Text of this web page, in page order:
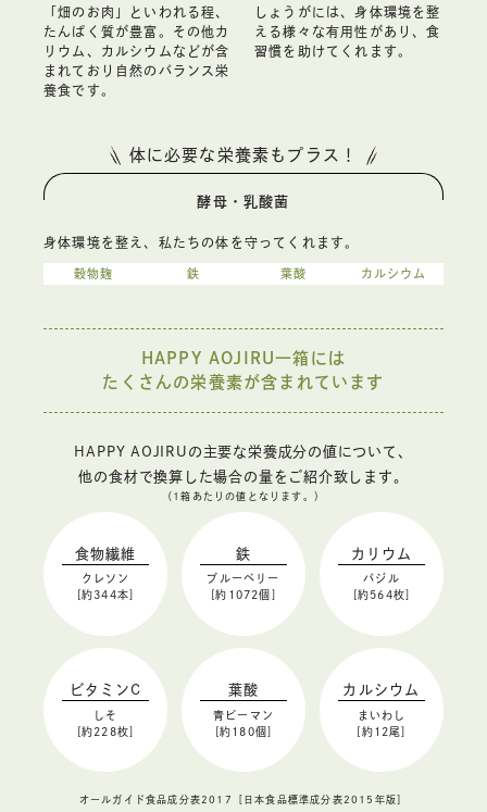
「畑のお肉」といわれる程、
たんぱく質が豊富。その他カ
リウム、カルシウムなどが含
まれており自然のバランス栄
養食です。
しょうがには、身体環境を整
える様々な有用性があり、食
習慣を助けてくれます。
体に必要な栄養素もプラス！
酵母・乳酸菌
身体環境を整え、私たちの体を守ってくれます。
穀物麹 鉄 葉酸 カルシウム
HAPPY AOJIRU一箱には
たくさんの栄養素が含まれています
HAPPY AOJIRUの主要な栄養成分の値について、
他の食材で換算した場合の量をご紹介致します。
（1箱あたりの値となります。）
食物繊維
クレソン
[約344本]
鉄
ブルーベリー
[約1072個]
カリウム
バジル
[約564枚]
ビタミンC
しそ
[約228枚]
葉酸
青ピーマン
[約180個]
カルシウム
まいわし
[約12尾]
オールガイド食品成分表2017［日本食品標準成分表2015年版］